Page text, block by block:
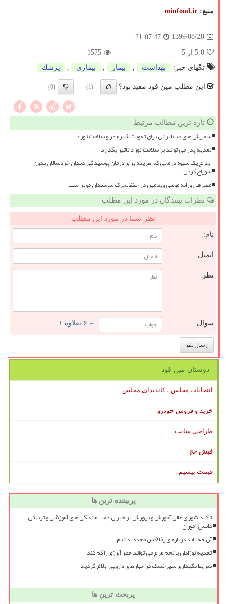
منبع: minfood.ir
1399/08/28
21:07:47
5.0 از 5
1575
تگهای خبر:
بهداشت بیمار بیماری پزشك
این مطلب مین فود مفید بود؟ (1)
(0)
تازه ترین مطالب مرتبط
سفارش های طب ایرانی برای تقویت شیرمادر و سلامت نوزاد
تغذیه پدر می تواند بر سلامت نوزاد تاثیر بگذارد
ابداع یک شیوه درمانی کم هزینه برای درمان پوسیدگی دندان خردسالان بدون
سوراخ کردن
مصرف روزانه مولتی ویتامین در حفظ تحرک سالمندان موثر است
نظرات بینندگان در مورد این مطلب
نظر شما در مورد این مطلب
نام:
ایمیل:
نظر:
سوال: = ۶ بعلاوه ۱
دوستان مین فود
انتخابات مجلس ، کاندیدای مجلس
خرید و فروش خودرو
طراحی سایت
فیش حج
قیمت بیسیم
پربیننده ترین ها
تأکید شورای عالی آموزش و پرورش بر جبران عقب ماندگی های آموزشی و تربیتی
دانش آموزان
آن چه باید درباره ی رفلاکس معده بدانیم
تغذیه نوزادان با تخم مرغ می تواند خطر آلرژی را کم کند
شرایط نگهداری شیرخشک در انبارهای دارویی ابلاغ گردید
پربحث ترین ها